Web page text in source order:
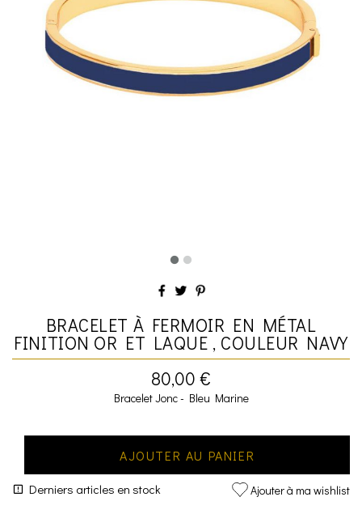
BRACELET À FERMOIR EN MÉTAL
FINITION OR ET LAQUE , COULEUR NAVY
80,00 €
Bracelet Jonc - Bleu Marine
AJOUTER AU PANIER
Derniers articles en stock Ajouter à ma wishlist